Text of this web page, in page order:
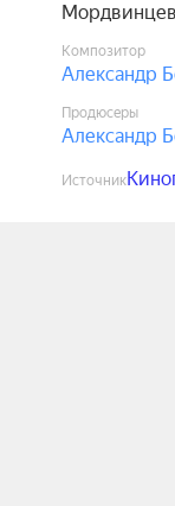
Мордвинцев
Композитор
Александр
Продюсеры
Александр
Источник